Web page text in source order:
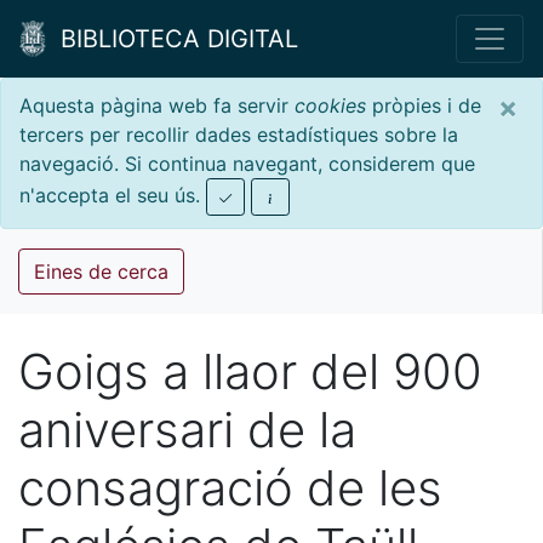
BIBLIOTECA DIGITAL
×
Aquesta pàgina web fa servir cookies pròpies i de
tercers per recollir dades estadístiques sobre la
navegació. Si continua navegant, considerem que
n'accepta el seu ús.
Eines de cerca
Goigs a llaor del 900
aniversari de la
consagració de les